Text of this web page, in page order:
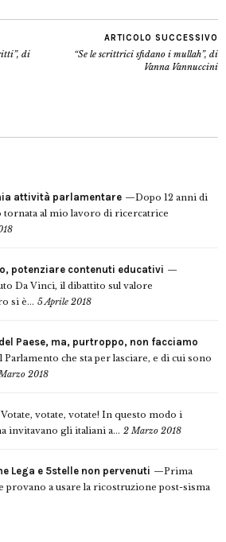
di
ARTICOLO SUCCESSIVO
“Se le scrittrici sfidano i mullah”, di
Vanna Vannuccini
attività parlamentare
Dopo 12 anni di
tornata al mio lavoro di ricercatrice
potenziare contenuti educativi
Da Vinci, il dibattito sul valore
si è... 5 Aprile 2018
Paese, ma, purtroppo, non facciamo
Parlamento che sta per lasciare, e di cui sono
2018
Votate, votate, votate! In questo modo i
invitavano gli italiani a... 2 Marzo 2018
Lega e 5stelle non pervenuti
Prima
provano a usare la ricostruzione post-sisma